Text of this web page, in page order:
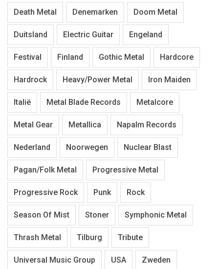
Death Metal Denemarken Doom Metal
Duitsland Electric Guitar Engeland
Festival Finland Gothic Metal Hardcore
Hardrock Heavy/Power Metal Iron Maiden
Italië Metal Blade Records Metalcore
Metal Gear Metallica Napalm Records
Nederland Noorwegen Nuclear Blast
Pagan/Folk Metal Progressive Metal
Progressive Rock Punk Rock
Season Of Mist Stoner Symphonic Metal
Thrash Metal Tilburg Tribute
Universal Music Group USA Zweden